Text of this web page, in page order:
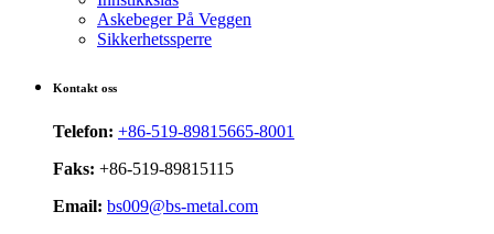
Askebeger På Veggen
Sikkerhetssperre
Kontakt oss
Telefon: +86-519-89815665-8001
Faks: +86-519-89815115
Email: bs009@bs-metal.com